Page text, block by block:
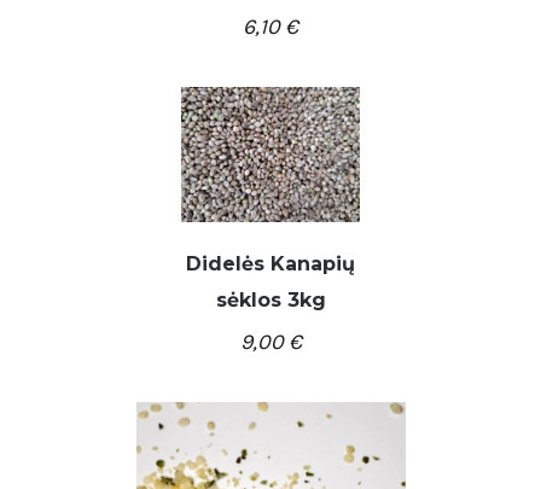
6,10€
Didelės Kanapių
sėklos 3kg
9,00€